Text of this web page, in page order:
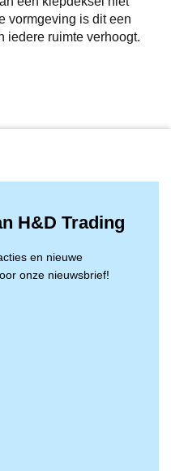
vormgeving is dit een
iedere ruimte verhoogt.
te gebruiken
mm
H&D Trading
en nieuwe
onze nieuwsbrief!